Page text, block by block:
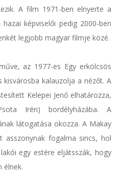
A film 1971-ben elnyerte a
képviselői pedig 2000-ben
legjobb magyar filmje közé.
az 1977-es Egy erkölcsös
kalauzolja a nézőt. A
Kelepei Jenő elhatározza,
Irén) bordélyházába. A
látogatása okozza. A Makay
asszonynak fogalma sincs, hol
egy estére eljátsszák, hogy
élnek.